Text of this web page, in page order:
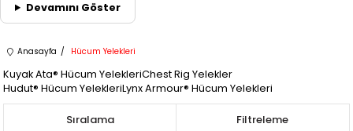
ergonomik taşıma yapısı ve görev odaklı ekipman yerleşimi
sayesinde saha şartlarında maksimum kullanım avantajı sağlar.
Devamını Göster
Anasayfa Hücum Yelekleri
Kuyak Ata® Hücum YelekleriChest Rig Yelekler
Hudut® Hücum YelekleriLynx Armour® Hücum Yelekleri
Filtreleme
Sıralama